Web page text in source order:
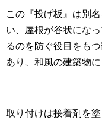
この『投げ板』は別
い、屋根が谷状にな
るのを防ぐ役目をも
あり、和風の建築物
取り付けは接着剤を